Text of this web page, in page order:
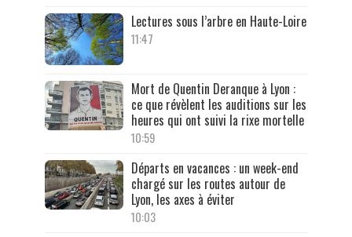
Lectures sous l’arbre en Haute-Loire
11:47
Mort de Quentin Deranque à Lyon :
ce que révèlent les auditions sur les
heures qui ont suivi la rixe mortelle
10:59
Départs en vacances : un week-end
chargé sur les routes autour de
Lyon, les axes à éviter
10:03